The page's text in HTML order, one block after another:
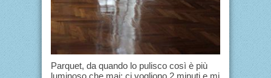
Parquet, da quando lo pulisco così è più